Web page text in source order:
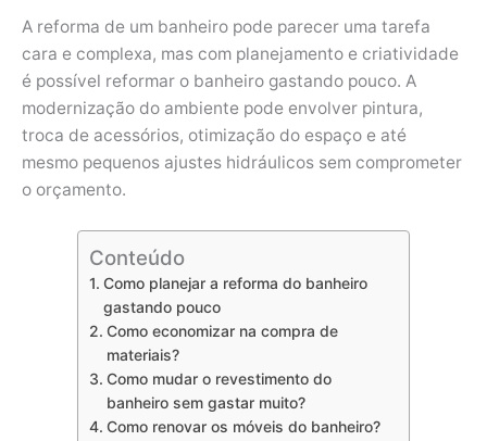
A reforma de um banheiro pode parecer uma tarefa
cara e complexa, mas com planejamento e criatividade
é possível reformar o banheiro gastando pouco. A
modernização do ambiente pode envolver pintura,
troca de acessórios, otimização do espaço e até
mesmo pequenos ajustes hidráulicos sem comprometer
o orçamento.
Conteúdo
Como planejar a reforma do banheiro
gastando pouco
Como economizar na compra de
materiais?
Como mudar o revestimento do
banheiro sem gastar muito?
Como renovar os móveis do banheiro?